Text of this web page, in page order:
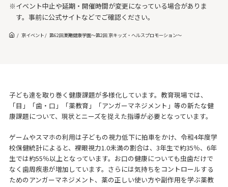
※イベント中止や延期・開催時間が変更になっている場合がありま
す。事前に公式サイトなどでご確認ください。
京イベント 第62回夏期健康学園～第2回 京キッズ・ヘルスプロモーション～
子ども達を取り巻く健康課題が多様化しています。教育現場では、
「目」「歯・口」「薬教育」「アンガーマネジメント」等の新たな健
康課題について、現状とニーズを捉えた指導が必要となっています。
ゲームやスマホの利用は子どもの視力低下に拍車をかけ、令和4年度学
校保健統計によると、裸眼視力1.0未満の割合は、3年生で約35％、6年
生では約55％以上となっています。お口の健康についても虫歯だけで
なく歯周疾患が増加しています。さらには気持ちをコントロールする
ためのアンガーマネジメント、薬の正しい使い方や副作用を学ぶ薬教